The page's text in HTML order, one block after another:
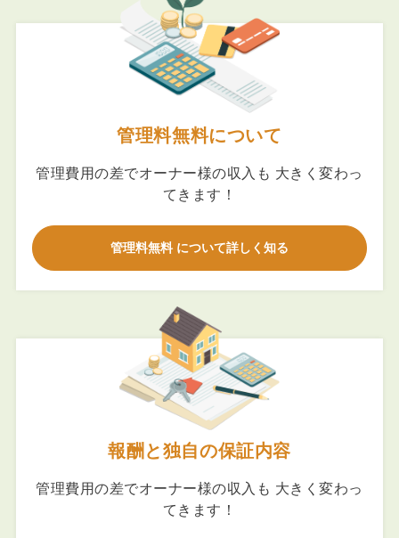
管理料無料について
管理費用の差でオーナー様の収入も 大きく変わっ
てきます！
管理料無料 について詳しく知る
報酬と独自の保証内容
管理費用の差でオーナー様の収入も 大きく変わっ
てきます！